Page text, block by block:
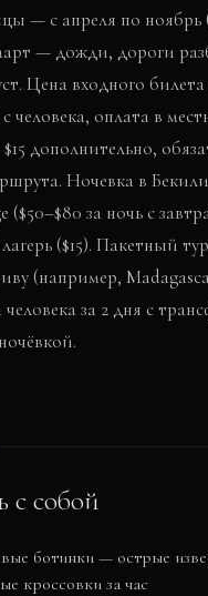
— с апреля по ноябрь
— дожди, дороги
Цена входного билета
человека, оплата в
дополнительно,
Ночевка в
($50–$80 за ночь с
($15). Пакетный
(например,
человека за 2 дня с
с собой
ботинки — острые
кроссовки за час